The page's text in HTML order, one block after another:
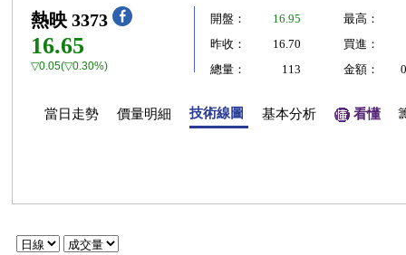
熱映 3373
16.65
▽0.05(▽0.30%)
開盤： 16.95
最高：
昨收：
16.70
買進：
總量：
113 金額：
當日走勢 價量明細 技術線圖 基本分析 看懂